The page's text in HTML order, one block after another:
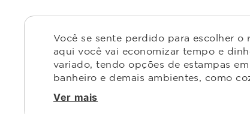
Você se sente perdido para escolher o
aqui você vai economizar tempo e
variado, tendo opções de estampas
banheiro e demais ambientes, como
Ver mais